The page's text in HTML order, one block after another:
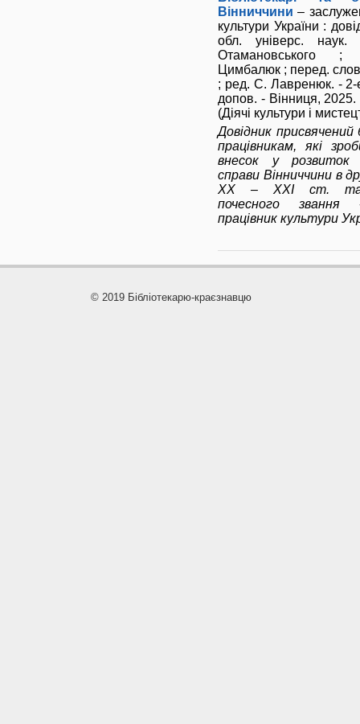
Вінниччини –
культури України :
обл. універс.
Отамановського
Цимбалюк ; перед.
; ред. С. Лавренюк. - 2-
допов. - Вінниця,
(Діячі культури і
Довідник присвячений
працівникам, які
внесок у розвиток
справи Вінниччини в
ХХ – ХХІ ст. та
почесного звання
працівник культури
© 2019 Бібліотекарю-краєзнавцю